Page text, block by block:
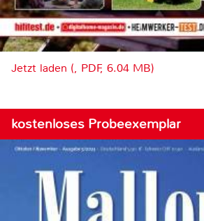
Jetzt laden (, PDF, 6.04 MB)
kostenloses Probeexemplar